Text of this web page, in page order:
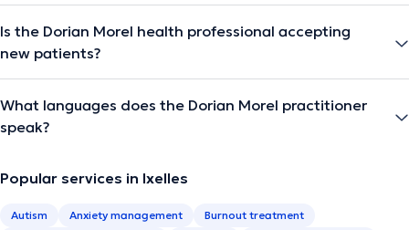
n’hésitez pas à me contacter.
Is the Dorian Morel health professional accepting
new patients?
What languages does the Dorian Morel practitioner
speak?
Popular services in Ixelles
Autism Anxiety management
Burnout treatment